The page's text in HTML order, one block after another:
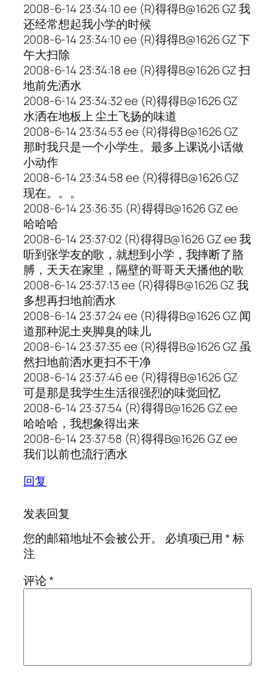
2008-6-14 23:34:10 ee (R)得得B@1626 GZ 我
还经常想起我小学的时候
2008-6-14 23:34:10 ee (R)得得B@1626 GZ 下
午大扫除
2008-6-14 23:34:18 ee (R)得得B@1626 GZ 扫
地前先洒水
2008-6-14 23:34:32 ee (R)得得B@1626 GZ
水洒在地板上 尘土飞扬的味道
2008-6-14 23:34:53 ee (R)得得B@1626 GZ
那时我只是一个小学生。最多上课说小话做
小动作
2008-6-14 23:34:58 ee (R)得得B@1626 GZ
现在。。。
2008-6-14 23:36:35 (R)得得B@1626 GZ ee
哈哈哈
2008-6-14 23:37:02 (R)得得B@1626 GZ ee 我
听到张学友的歌，就想到小学，我摔断了胳
膊，天天在家里，隔壁的哥哥天天播他的歌
2008-6-14 23:37:13 ee (R)得得B@1626 GZ 我
多想再扫地前洒水
2008-6-14 23:37:24 ee (R)得得B@1626 GZ 闻
道那种泥土夹脚臭的味儿
2008-6-14 23:37:35 ee (R)得得B@1626 GZ 虽
然扫地前洒水更扫不干净
2008-6-14 23:37:46 ee (R)得得B@1626 GZ
可是那是我学生生活很强烈的味觉回忆
2008-6-14 23:37:54 (R)得得B@1626 GZ ee
哈哈哈，我想象得出来
2008-6-14 23:37:58 (R)得得B@1626 GZ ee
我们以前也流行洒水
回复
发表回复
您的邮箱地址不会被公开。
必填项已用*标
注
评论*